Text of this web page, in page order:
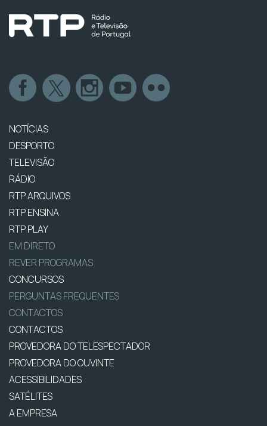
NOTÍCIAS
DESPORTO
TELEVISÃO
RÁDIO
RTP ARQUIVOS
RTP ENSINA
RTP PLAY
EM DIRETO
REVER PROGRAMAS
CONCURSOS
PERGUNTAS FREQUENTES
CONTACTOS
CONTACTOS
PROVEDORA DO TELESPECTADOR
PROVEDORA DO OUVINTE
ACESSIBILIDADES
SATÉLITES
A EMPRESA